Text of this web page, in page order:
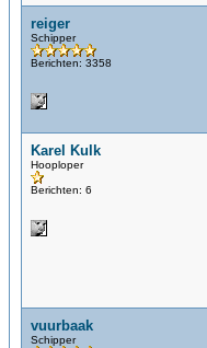
reiger
Schipper
Berichten: 3358
Karel Kulk
Hooploper
Berichten: 6
vuurbaak
Schipper